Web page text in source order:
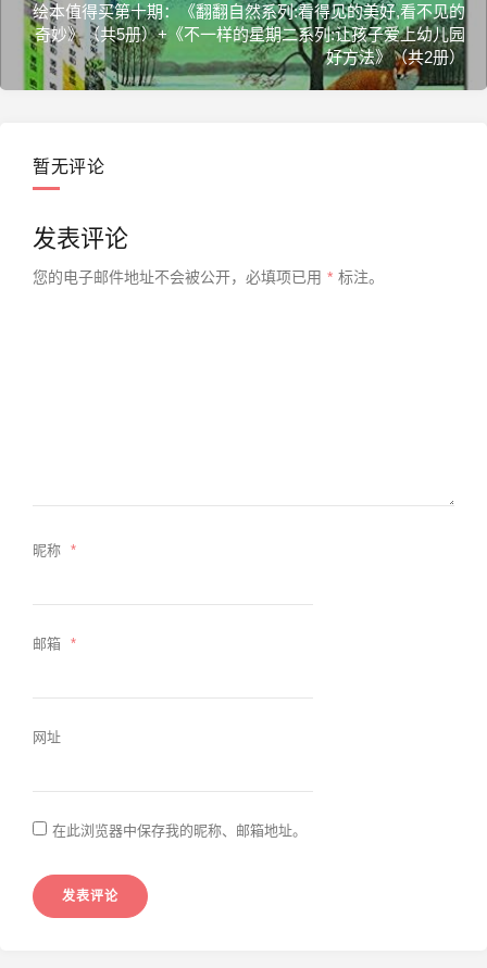
绘本值得买第十期：《翻翻自然系列:看得见的美好,看不见的
奇妙》（共5册）+《不一样的星期二系列:让孩子爱上幼儿园
好方法》（共2册）
暂无评论
发表评论
您的电子邮件地址不会被公开， 必填项已用 * 标注。
昵称 *
邮箱 *
网址
在此浏览器中保存我的昵称、邮箱地址。